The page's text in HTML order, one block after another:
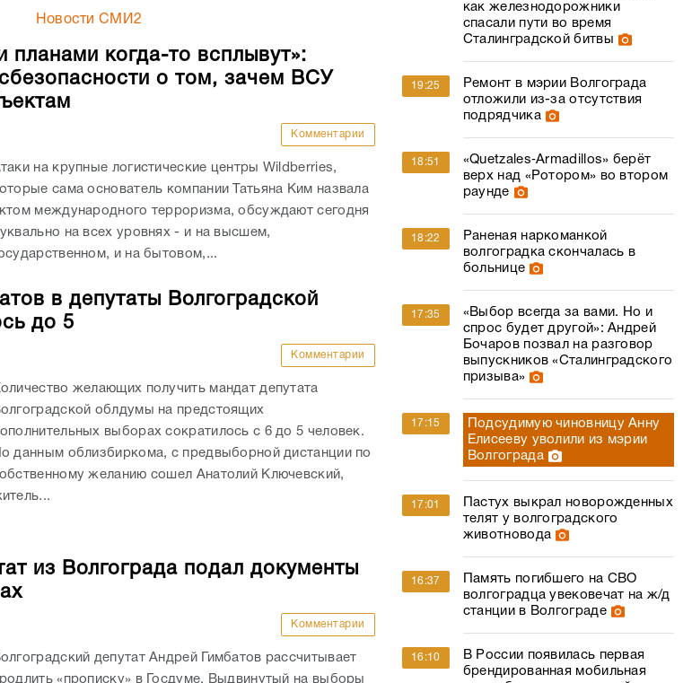
Новости СМИ2
планами когда-то всплывут»:
о том, зачем ВСУ
Комментарии
на крупные логистические центры Wildberries,
сама основатель компании Татьяна Ким назвала
международного терроризма, обсуждают сегодня
на всех уровнях - и на высшем,
и на бытовом,...
в депутаты Волгоградской
до 5
Комментарии
желающих получить мандат депутата
облдумы на предстоящих
выборах сократилось с 6 до 5 человек.
данным облизбиркома, с предвыборной дистанции по
желанию сошел Анатолий Ключевский,
из Волгограда подал документы
Комментарии
депутат Андрей Гимбатов рассчитывает
«прописку» в Госдуме. Выдвинутый на выборы
как железнодорожники
спасали пути во время
Сталинградской битвы
19:25
Ремонт в мэрии Волгограда
отложили из-за отсутствия
подрядчика
18:51
«Quetzales‑Armadillos» берёт
верх над «Ротором» во втором
раунде
18:22
Раненая наркоманкой
волгоградка скончалась в
больнице
17:35
«Выбор всегда за вами. Но и
спрос будет другой»: Андрей
Бочаров позвал на разговор
выпускников «Сталинградского
призыва»
17:15
Подсудимую чиновницу Анну
Елисееву уволили из мэрии
Волгограда
17:01
Пастух выкрал новорожденных
телят у волгоградского
животновода
16:37
Память погибшего на СВО
волгоградца увековечат на ж/д
станции в Волгограде
16:10
В России появилась первая
брендированная мобильная